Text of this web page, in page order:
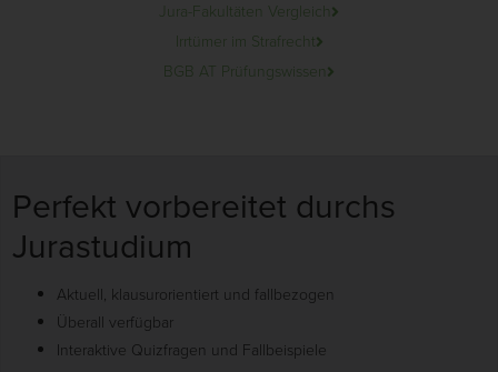
Jura-Fakultäten Vergleich
Irrtümer im Strafrecht
BGB AT Prüfungswissen
Perfekt vorbereitet durchs
Jurastudium
Aktuell, klausurorientiert und fallbezogen
Überall verfügbar
Interaktive Quizfragen und Fallbeispiele